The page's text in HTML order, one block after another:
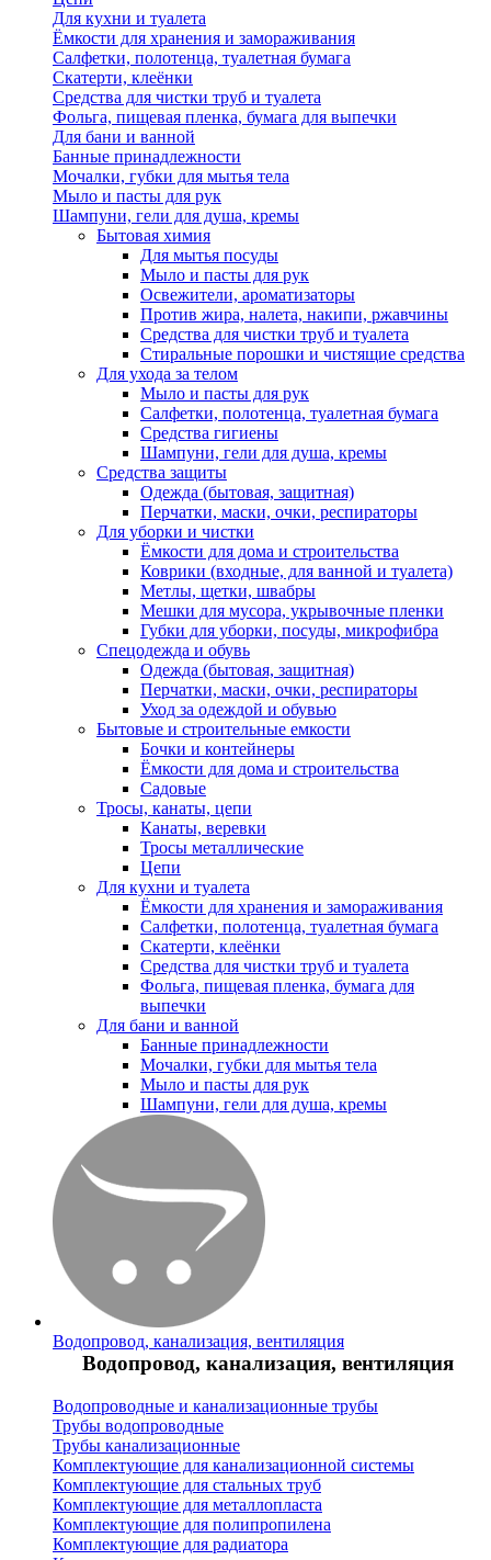
Для кухни и туалета
Ёмкости для хранения и замораживания
Салфетки, полотенца, туалетная бумага
Скатерти, клеёнки
Средства для чистки труб и туалета
Фольга, пищевая пленка, бумага для выпечки
Для бани и ванной
Банные принадлежности
Мочалки, губки для мытья тела
Мыло и пасты для рук
Шампуни, гели для душа, кремы
Бытовая химия
Для мытья посуды
Мыло и пасты для рук
Освежители, ароматизаторы
Против жира, налета, накипи, ржавчины
Средства для чистки труб и туалета
Стиральные порошки и чистящие средства
Для ухода за телом
Мыло и пасты для рук
Салфетки, полотенца, туалетная бумага
Средства гигиены
Шампуни, гели для душа, кремы
Средства защиты
Одежда (бытовая, защитная)
Перчатки, маски, очки, респираторы
Для уборки и чистки
Ёмкости для дома и строительства
Коврики (входные, для ванной и туалета)
Метлы, щетки, швабры
Мешки для мусора, укрывочные пленки
Губки для уборки, посуды, микрофибра
Спецодежда и обувь
Одежда (бытовая, защитная)
Перчатки, маски, очки, респираторы
Уход за одеждой и обувью
Бытовые и строительные емкости
Бочки и контейнеры
Ёмкости для дома и строительства
Садовые
Тросы, канаты, цепи
Канаты, веревки
Тросы металлические
Цепи
Для кухни и туалета
Ёмкости для хранения и замораживания
Салфетки, полотенца, туалетная бумага
Скатерти, клеёнки
Средства для чистки труб и туалета
Фольга, пищевая пленка, бумага для
выпечки
Для бани и ванной
Банные принадлежности
Мочалки, губки для мытья тела
Мыло и пасты для рук
Шампуни, гели для душа, кремы
Водопровод, канализация, вентиляция
Водопровод, канализация, вентиляция
Водопроводные и канализационные трубы
Трубы водопроводные
Трубы канализационные
Комплектующие для канализационной системы
Комплектующие для стальных труб
Комплектующие для металлопласта
Комплектующие для полипропилена
Комплектующие для радиатора